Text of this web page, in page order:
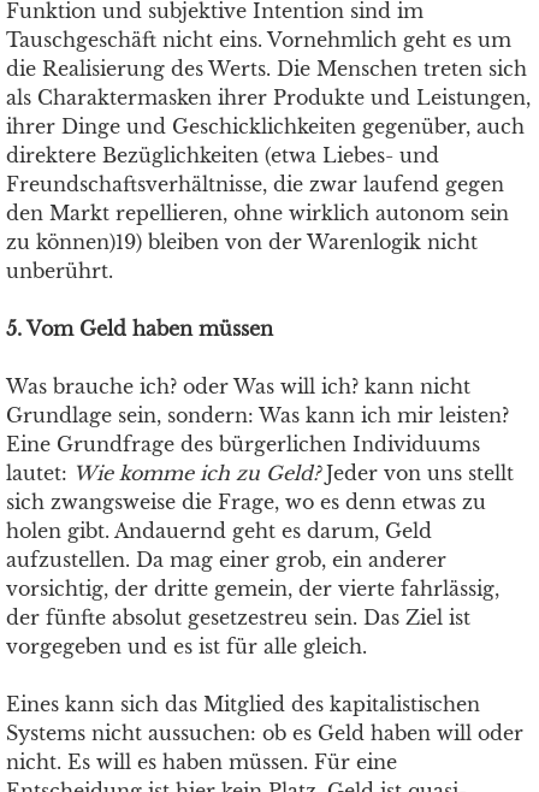
Funktion und subjektive Intention sind im
Tauschgeschäft nicht eins. Vornehmlich geht es um
die Realisierung des Werts. Die Menschen treten sich
als Charaktermasken ihrer Produkte und Leistungen,
ihrer Dinge und Geschicklichkeiten gegenüber, auch
direktere Bezüglichkeiten (etwa Liebes- und
Freundschaftsverhältnisse, die zwar laufend gegen
den Markt repellieren, ohne wirklich autonom sein
zu können)19) bleiben von der Warenlogik nicht
unberührt.
5. Vom Geld haben müssen
Was brauche ich? oder Was will ich? kann nicht
Grundlage sein, sondern: Was kann ich mir leisten?
Eine Grundfrage des bürgerlichen Individuums
lautet: Wie komme ich zu Geld?Jeder von uns stellt
sich zwangsweise die Frage, wo es denn etwas zu
holen gibt. Andauernd geht es darum, Geld
aufzustellen. Da mag einer grob, ein anderer
vorsichtig, der dritte gemein, der vierte fahrlässig,
der fünfte absolut gesetzestreu sein. Das Ziel ist
vorgegeben und es ist für alle gleich.
Eines kann sich das Mitglied des kapitalistischen
Systems nicht aussuchen: ob es Geld haben will oder
nicht. Es will es haben müssen. Für eine